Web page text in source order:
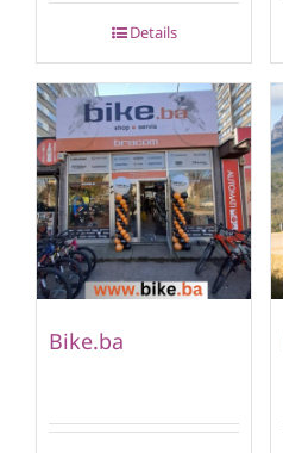
Details
Bike.ba